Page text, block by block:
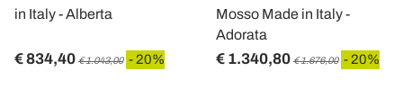
in Italy - Alberta
€ 834,40 € 1.043,00 - 20%
Mosso Made in Italy -
Adorata
€ 1.340,80 € 1.676,00 - 20%